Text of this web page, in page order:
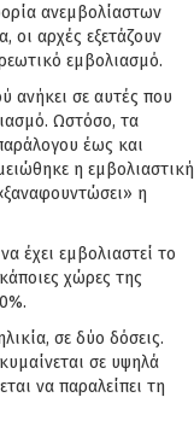
ανεμβολίαστων
οι αρχές εξετάζουν
εμβολιασμό.
ανήκει σε αυτές που
Ωστόσο, τα
έως και
η εμβολιαστική
η
έχει εμβολιαστεί το
χώρες της
σε δύο δόσεις.
σε υψηλά
να παραλείπει τη